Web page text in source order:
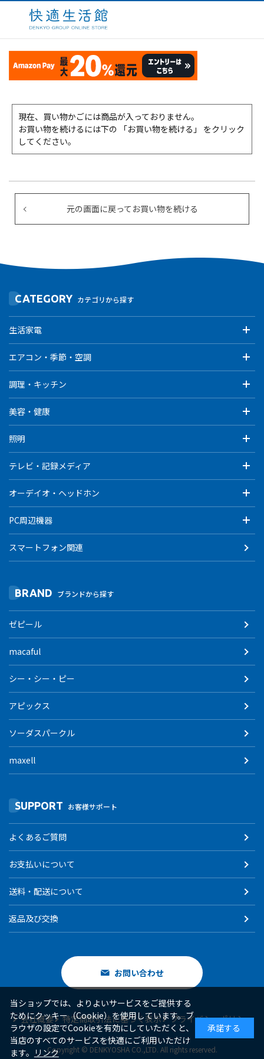
現在、買い物かごには商品が入っておりません。
お買い物を続けるには下の 「お買い物を続ける」 をクリック
してください。
元の画面に戻ってお買い物を続ける
CATEGORY カテゴリから探す
生活家電
エアコン・季節・空調
調理・キッチン
美容・健康
照明
テレビ・記録メディア
オーデイオ・ヘッドホン
PC周辺機器
スマートフォン関連
BRAND ブランドから探す
ゼピール
macaful
シー・シー・ピー
アピックス
ソーダスパークル
maxell
SUPPORT お客様サポート
よくあるご質問
お支払いについて
送料・配送について
返品及び交換
お問い合わせ
会社概要 特定商取引法に基づく表示 プライバシーポリシー
Copyright © DENKYOSHA CO.,LTD. All rights reserved.
当ショップでは、よりよいサービスをご提供する
ためにクッキー（Cookie）を使用しています。ブ
ラウザの設定でCookieを有効にしていただくと、
当店のすべてのサービスを快適にご利用いただけ
ます。 リンク
承諾する